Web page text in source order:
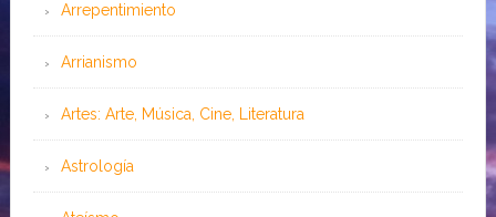
Arrepentimiento
Arrianismo
Artes: Arte, Música, Cine, Literatura
Astrología